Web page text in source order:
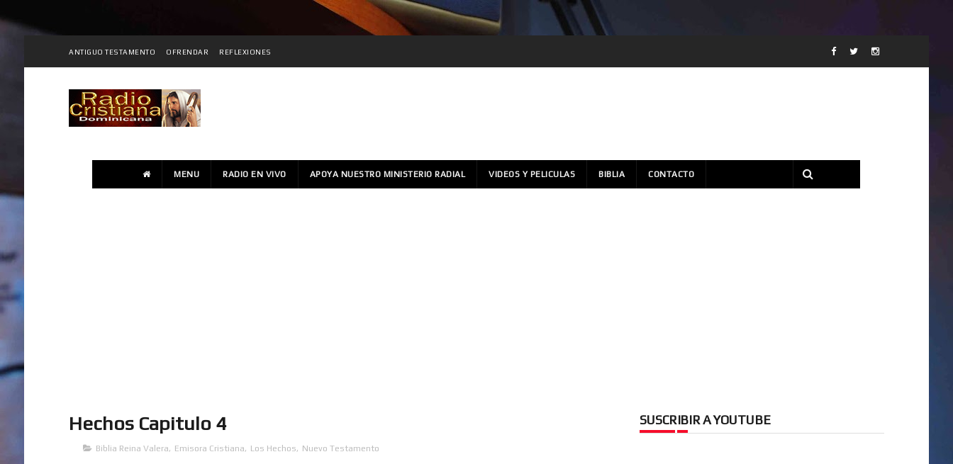
ANTIGUO TESTAMENTO OFRENDAR REFLEXIONES
MENU RADIO EN VIVO APOYA NUESTRO MINISTERIO RADIAL VIDEOS Y PELICULAS BIBLIA CONTACTO
Hechos Capitulo 4
Biblia Reina Valera, Emisora Cristiana, Los Hechos, Nuevo Testamento
SUSCRIBIR A YOUTUBE